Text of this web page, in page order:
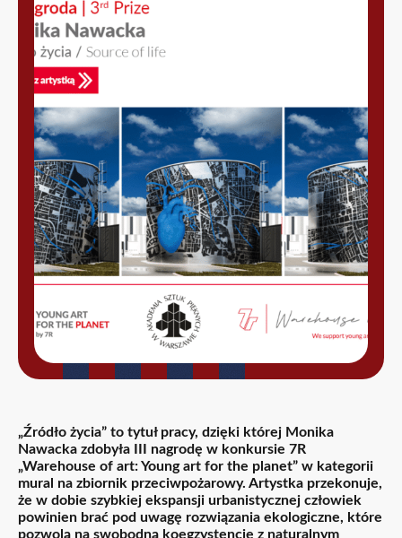
„Źródło życia” to tytuł pracy, dzięki której Monika
Nawacka zdobyła III nagrodę w konkursie 7R
„Warehouse of art: Young art for the planet” w kategorii
mural na zbiornik przeciwpożarowy. Artystka przekonuje,
że w dobie szybkiej ekspansji urbanistycznej człowiek
powinien brać pod uwagę rozwiązania ekologiczne, które
pozwolą na swobodną koegzystencję z naturalnym